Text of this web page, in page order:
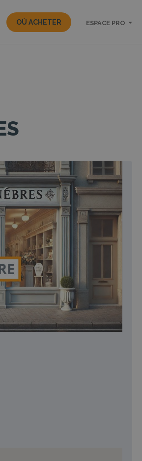
OÙ ACHETER ESPACE PRO